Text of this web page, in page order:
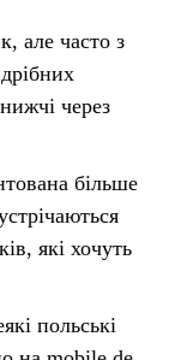
але часто з
через
більше
які хочуть
польські